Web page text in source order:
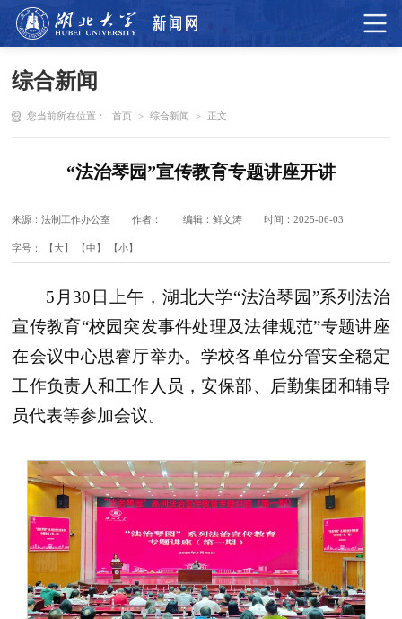
综合新闻
您当前所在位置： 首页 > 综合新闻 > 正文
“法治琴园”宣传教育专题讲座开讲
来源：法制工作办公室 作者： 编辑：鲜文涛 时间：2025-06-03
字号： 【大】 【中】 【小】
5月30日上午，湖北大学“法治琴园”系列法治
宣传教育“校园突发事件处理及法律规范”专题讲座
在会议中心思睿厅举办。学校各单位分管安全稳定
工作负责人和工作人员，安保部、后勤集团和辅导
员代表等参加会议。